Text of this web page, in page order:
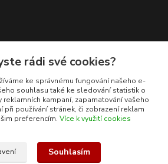
rádi své cookies?
ke správnému fungování našeho e-
souhlasu také ke sledování statistik o
kampaní, zapamatování vašeho
používání stránek, či zobrazení reklam
preferencím. Více k využití cookies
Souhlasím